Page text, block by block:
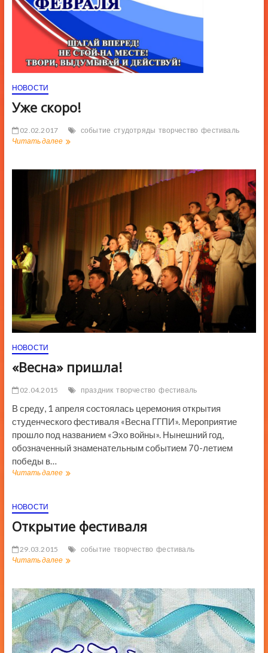
НОВОСТИ
Уже скоро!
02.02.2017 событие студотряды творчество фестиваль
Читать далееУже
НОВОСТИ
«Весна» пришла!
02.04.2015 праздник творчество фестиваль
В среду, 1 апреля состоялась церемония открытия
студенческого фестиваля «Весна ГГПИ». Мероприятие
прошло под названием «Эхо войны». Нынешний год,
обозначенный знаменательным событием 70-летием
победы в…
Читать далее«Весна»
НОВОСТИ
Открытие фестиваля
29.03.2015 событие творчество фестиваль
Читать далееОткрытие